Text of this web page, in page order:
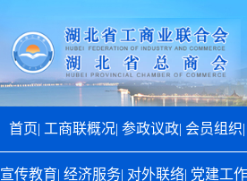
首页| 工商联概况| 参政议政| 会员组织|
宣传教育| 经济服务| 对外联络| 党建工